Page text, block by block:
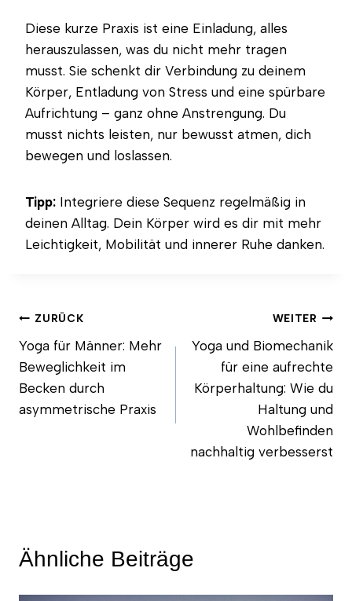
Diese kurze Praxis ist eine Einladung, alles
herauszulassen, was du nicht mehr tragen
musst. Sie schenkt dir Verbindung zu deinem
Körper, Entladung von Stress und eine spürbare
Aufrichtung – ganz ohne Anstrengung. Du
musst nichts leisten, nur bewusst atmen, dich
bewegen und loslassen.
Tipp: Integriere diese Sequenz regelmäßig in
deinen Alltag. Dein Körper wird es dir mit mehr
Leichtigkeit, Mobilität und innerer Ruhe danken.
Beitragsnavigation
ZURÜCK
Yoga für Männer: Mehr
Beweglichkeit im
Becken durch
asymmetrische Praxis
WEITER
Yoga und Biomechanik
für eine aufrechte
Körperhaltung: Wie du
Haltung und
Wohlbefinden
nachhaltig verbesserst
Ähnliche Beiträge